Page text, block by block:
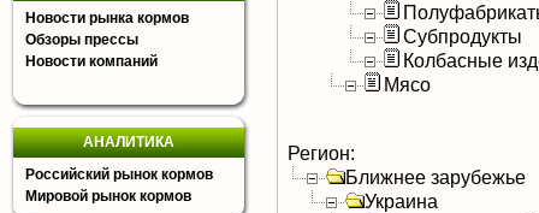
Новости рынка кормов
Обзоры прессы
Новости компаний
АНАЛИТИКА
Российский рынок кормов
Мировой рынок кормов
Субпродукты
Колбасные
Мясо
Регион:
Ближнее зарубежье
Украина